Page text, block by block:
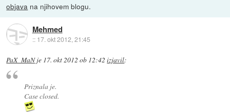
objava na njihovem blogu.
Mehmed
:: 17. okt 2012, 21:45
PaX_MaNje 17. okt 2012 ob 12:42 izjavil:
Priznala je.
Case closed.